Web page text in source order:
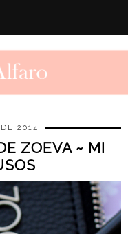
2014
ZOEVA ~ MI